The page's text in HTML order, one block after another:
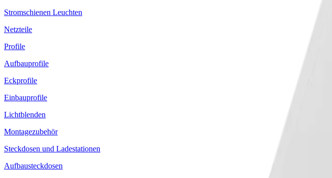
Stromschienen Leuchten
Netzteile
Profile
Aufbauprofile
Eckprofile
Einbauprofile
Lichtblenden
Montagezubehör
Steckdosen und Ladestationen
Aufbausteckdosen